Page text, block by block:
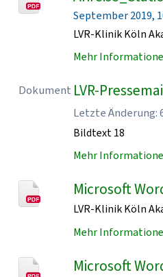
September 2019,
LVR-Klinik Köln
Mehr
Dokument LVR-
Letzte Änderung:
Bildtext 18
Mehr
Microsoft
LVR-Klinik Köln
Mehr
Microsoft